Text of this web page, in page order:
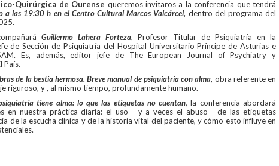
Quirúrgica de Ourense queremos invitaros a la conferencia que tendrá
a las 19:30 h en el Centro Cultural Marcos Valcárcel, dentro del programa del
Guillermo Lahera Forteza, Profesor Titular de Psiquiatría en la
de Sección de Psiquiatría del Hospital Universitario Príncipe de Asturias e
Es, además, editor jefe de The European Journal of Psychiatry y
País.
de la bestia hermosa. Breve manual de psiquiatría con alma, obra referente en
riguroso, y , al mismo tiempo, profundamente humano.
tiene alma: lo que las etiquetas no cuentan, la conferencia abordará
en nuestra práctica diaria: el uso —y a veces el abuso— de las etiquetas
de la escucha clínica y de la historia vital del paciente, y cómo esto influye en